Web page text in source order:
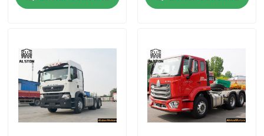
Productos
Sobre nosotros